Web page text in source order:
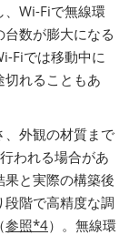
、Wi-Fiで無線環
数が膨大になる
Fiでは移動中に
れることもあ
、外観の材質まで
われる場合があ
果と実際の構築後
階で高精度な調
参照*4）。無線環